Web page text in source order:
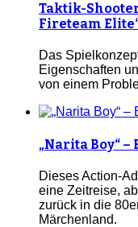
Taktik-
Fireteam
Das
Eigenschaften
von einem
„Narita Boy“
Dieses Action-
eine Zeitreise,
zurück in die
Märchenland.